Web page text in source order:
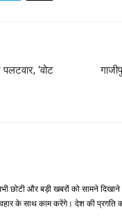
‘वोट
छोटी और बड़ी खबरों को सामने
के साथ काम करेंगे। देश की प्रगति